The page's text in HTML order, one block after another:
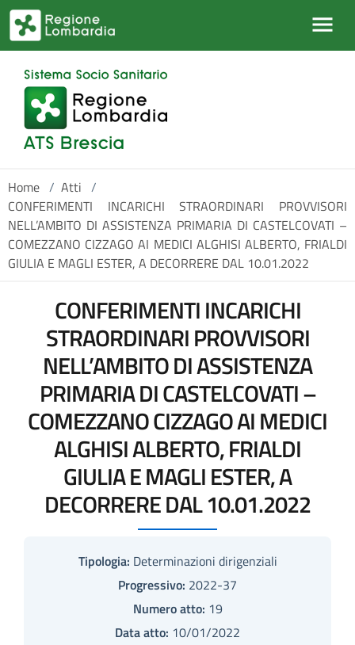
Salta al contenuto principale
Home / Atti /
CONFERIMENTI INCARICHI STRAORDINARI PROVVISORI
NELL’AMBITO DI ASSISTENZA PRIMARIA DI CASTELCOVATI –
COMEZZANO CIZZAGO AI MEDICI ALGHISI ALBERTO, FRIALDI
GIULIA E MAGLI ESTER, A DECORRERE DAL 10.01.2022
CONFERIMENTI INCARICHI
STRAORDINARI PROVVISORI
NELL’AMBITO DI ASSISTENZA
PRIMARIA DI CASTELCOVATI –
COMEZZANO CIZZAGO AI MEDICI
ALGHISI ALBERTO, FRIALDI
GIULIA E MAGLI ESTER, A
DECORRERE DAL 10.01.2022
Tipologia: Determinazioni dirigenziali
Progressivo: 2022-37
Numero atto: 19
Data atto: 10/01/2022